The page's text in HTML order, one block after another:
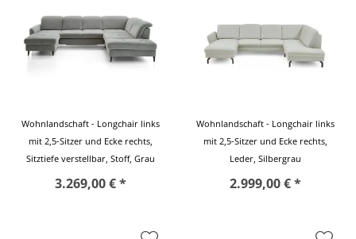
Wohnlandschaft - Longchair links
mit 2,5-Sitzer und Ecke rechts,
Sitztiefe verstellbar, Stoff, Grau
3.269,00 € *
Wohnlandschaft - Longchair links
mit 2,5-Sitzer und Ecke rechts,
Leder, Silbergrau
2.999,00 € *